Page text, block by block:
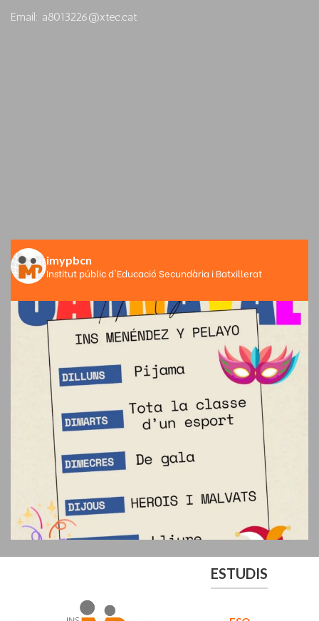
Email: a8013226@xtec.cat
imypbcn
Institut públic d'Educació Secundària i Batxillerat
ESTUDIS